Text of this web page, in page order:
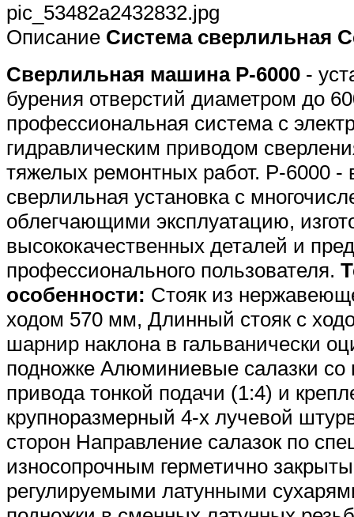
pic_53482a2432832.jpg
Описание Система сверлильная
Сверлильная машина P-6000 -
бурения отверстий диаметром до
профессиональная система с
гидравлическим приводом
тяжелых ремонтных работ. P-6000 -
сверлильная установка с
облегчающими эксплуатацию,
высококачественных деталей и
профессионального пользователя.
особенности: Стояк из
ходом 570 мм, Длинный стояк с
шарнир наклона в гальванически
подножке Алюминиевые салазки со
привода тонкой подачи (1:4) и
крупноразмерный 4-х лучевой
сторон Направление салазок по
износопрочным герметично
регулируемыми латунными